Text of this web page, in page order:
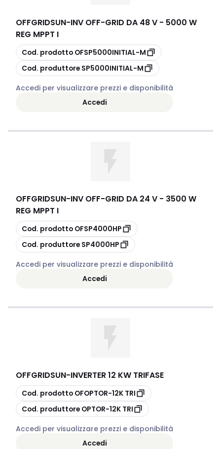
OFFGRIDSUN-INV OFF-GRID DA 48 V - 5000 W
REG MPPT I
copia
Cod. prodotto OFSP5000INITIAL-M
copia
Cod. produttore SP5000INITIAL-M
Accedi per visualizzare prezzi e disponibilità
Accedi
OFFGRIDSUN-INV OFF-GRID DA 24 V - 3500 W
REG MPPT I
copia
Cod. prodotto OFSP4000HP
copia
Cod. produttore SP4000HP
Accedi per visualizzare prezzi e disponibilità
Accedi
OFFGRIDSUN-INVERTER 12 KW TRIFASE
copia
Cod. prodotto OFOPTOR-12K TRI
copia
Cod. produttore OPTOR-12K TRI
Accedi per visualizzare prezzi e disponibilità
Accedi